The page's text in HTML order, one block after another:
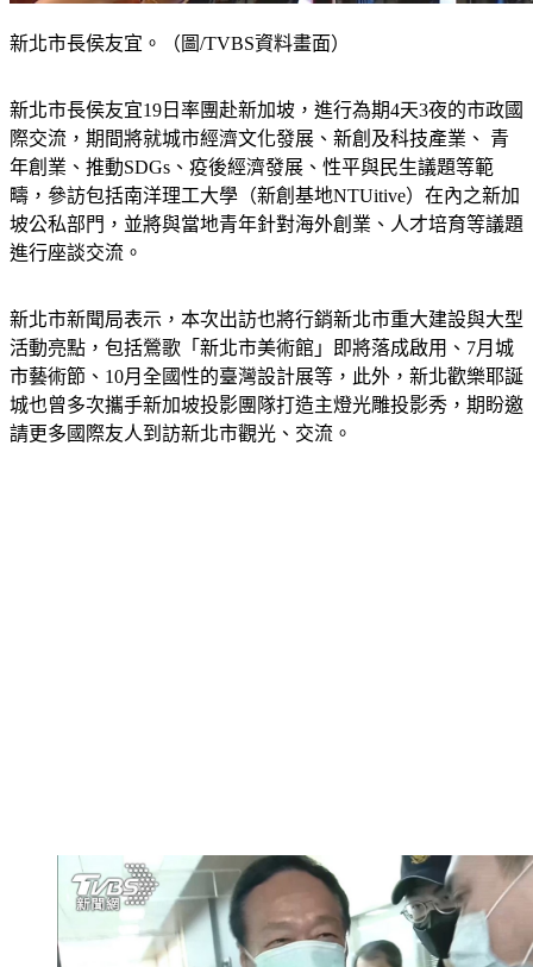
際交流，期間將就城市經濟文化發展、新創及科技產業、 青
年創業、推動SDGs、疫後經濟發展、性平與民生議題等範
疇，參訪包括南洋理工大學（新創基地NTUitive）在內之新加
坡公私部門，並將與當地青年針對海外創業、人才培育等議題
進行座談交流。
活動亮點，包括鶯歌「新北市美術館」即將落成啟用、7月城
市藝術節、10月全國性的臺灣設計展等，此外，新北歡樂耶誕
城也曾多次攜手新加坡投影團隊打造主燈光雕投影秀，期盼邀
請更多國際友人到訪新北市觀光、交流。